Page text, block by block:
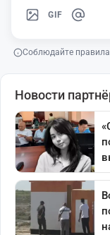
GIF
Соблюдайте